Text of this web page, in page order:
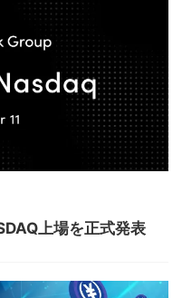
上場を正式発表